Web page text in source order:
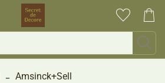
Amsinck+Sell